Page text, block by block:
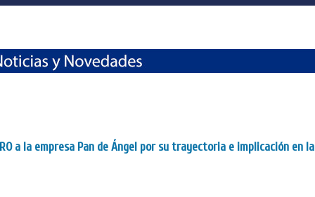
a la empresa Pan de Ángel por su trayectoria e implicación en la